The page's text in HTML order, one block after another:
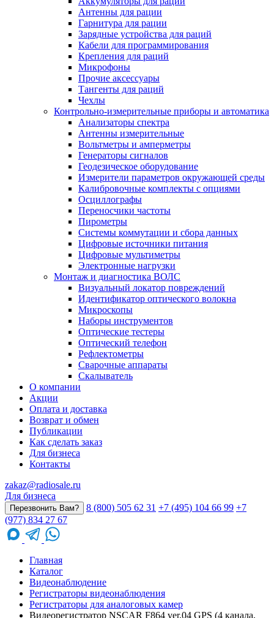
Антенны для рации
Гарнитура для рации
Зарядные устройства для раций
Кабели для программирования
Крепления для раций
Микрофоны
Прочие аксессуары
Тангенты для раций
Чехлы
Контрольно-измерительные приборы и автоматика
Анализаторы спектра
Антенны измерительные
Вольтметры и амперметры
Генераторы сигналов
Геодезическое оборудование
Измерители параметров окружающей среды
Калибровочные комплекты с опциями
Осциллографы
Переносчики частоты
Пирометры
Системы коммутации и сбора данных
Цифровые источники питания
Цифровые мультиметры
Электронные нагрузки
Монтаж и диагностика ВОЛС
Визуальный локатор повреждений
Идентификатор оптического волокна
Микроскопы
Наборы инструментов
Оптические тестеры
Оптический телефон
Рефлектометры
Сварочные аппараты
Скалыватель
О компании
Акции
Оплата и доставка
Возврат и обмен
Публикации
Как сделать заказ
Для бизнеса
Контакты
zakaz@radiosale.ru
Для бизнеса
Перезвонить Вам? 8 (800) 505 62 31 +7 (495) 104 66 99 +7
(977) 834 27 67
Главная
Каталог
Видеонаблюдение
Регистраторы видеонаблюдения
Регистраторы для аналоговых камер
Видеорегистратор NSCAR F864 ver.04 GPS (4 канала,